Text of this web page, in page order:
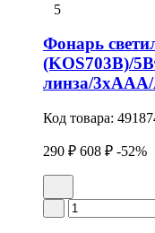
5
Фонарь
(KOS703B)/
линза/
Код товара:
290 ₽ 608 ₽ -52%